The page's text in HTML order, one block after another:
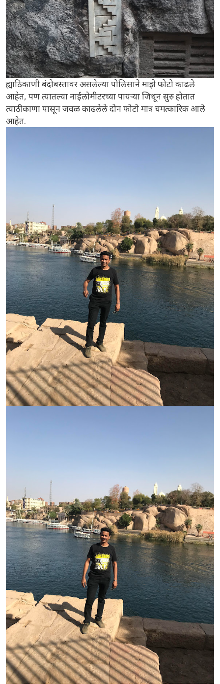
ह्याठिकाणी बंदोबस्तावर असलेल्या पोलिसाने माझे फोटो काढले
आहेत, पण त्यातल्या नाईलोमीटरच्या पायऱ्या जिथून सुरु होतात
त्याठीकाणा पासून जवळ काढलेले दोन फोटो मात्र चमत्कारिक आले
आहेत.